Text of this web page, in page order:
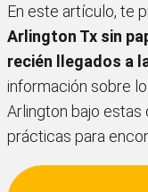
En este artículo, te
Arlington Tx sin
recién llegados a
información sobre
Arlington bajo
prácticas para